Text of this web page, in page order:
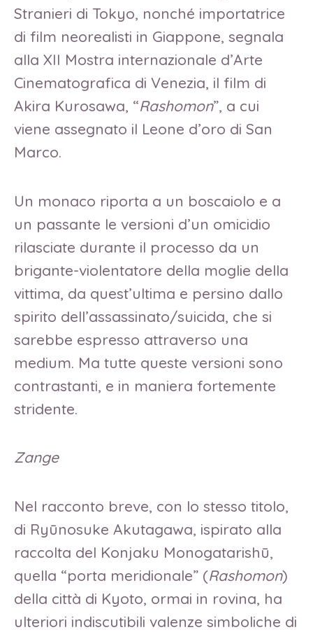
Stranieri di Tokyo, nonché importatrice
di film neorealisti in Giappone, segnala
alla XII Mostra internazionale d’Arte
Cinematografica di Venezia, il film di
Akira Kurosawa, “Rashomon”, a cui
viene assegnato il Leone d’oro di San
Marco.
Un monaco riporta a un boscaiolo e a
un passante le versioni d’un omicidio
rilasciate durante il processo da un
brigante-violentatore della moglie della
vittima, da quest’ultima e persino dallo
spirito dell’assassinato/suicida, che si
sarebbe espresso attraverso una
medium. Ma tutte queste versioni sono
contrastanti, e in maniera fortemente
stridente.
Zange
Nel racconto breve, con lo stesso titolo,
di Ryūnosuke Akutagawa, ispirato alla
raccolta del Konjaku Monogatarishū,
quella “porta meridionale” (Rashomon)
della città di Kyoto, ormai in rovina, ha
ulteriori indiscutibili valenze simboliche di